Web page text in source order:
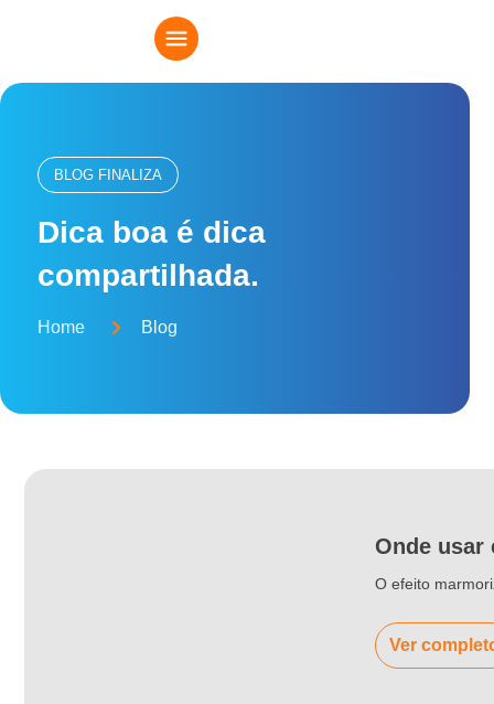
BLOG FINALIZA
Dica boa é dica
compartilhada.
Home Blog
Onde usar
O efeito
Ver